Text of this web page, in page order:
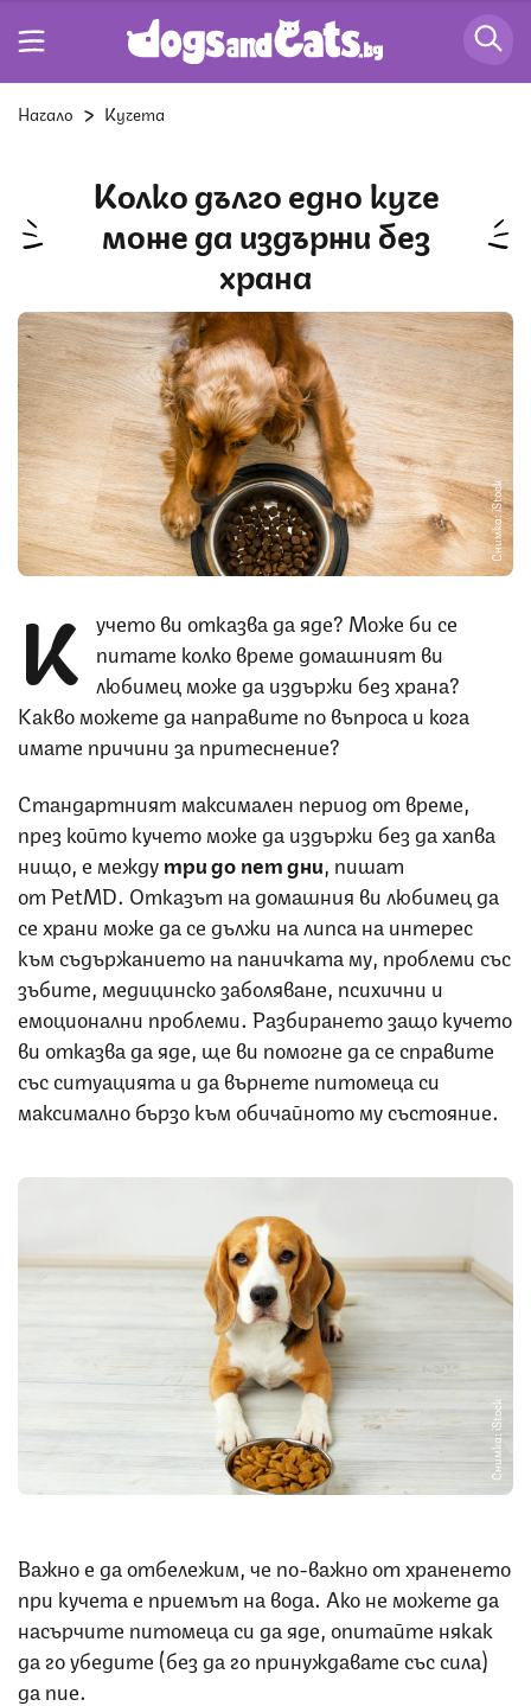
Начало Кучета
Колко дълго едно куче
може да издържи без
храна
Снимка: iStock
К учето ви отказва да яде? Може би се
питате колко време домашният ви
любимец може да издържи без храна?
Какво можете да направите по въпроса и кога
имате причини за притеснение?
Стандартният максимален период от време,
през който кучето може да издържи без да хапва
нищо, е междутри до пет дни , пишат
от PetMD. Отказът на домашния ви любимец да
се храни може да се дължи на липса на интерес
към съдържанието на паничката му, проблеми със
зъбите, медицинско заболяване, психични и
емоционални проблеми. Разбирането защо кучето
ви отказва да яде, ще ви помогне да се справите
със ситуацията и да върнете питомеца си
максимално бързо към обичайното му състояние.
Снимка: iStock
Важно е да отбележим, че по-важно от храненето
при кучета е приемът на вода. Ако не можете да
насърчите питомеца си да яде, опитайте някак
да го убедите (без да го принуждавате със сила)
да пие.